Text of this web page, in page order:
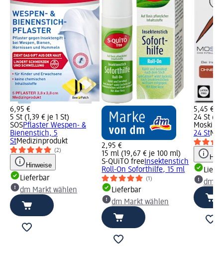
6,95 €
5 St (1,39 € je 1 St)
SOSPflaster Wespen- &
Bienenstich, 5
StMedizinprodukt
(2)
Hinweise
Lieferbar
dm Markt wählen
2,95 €
15 ml (19,67 € je 100 ml)
S-QUiTO free Insektenstich
Roll-On Soforthilfe, 15 ml
(1)
Lieferbar
dm Markt wählen
5,45 €
24 St
Moskinto
24 St
dm